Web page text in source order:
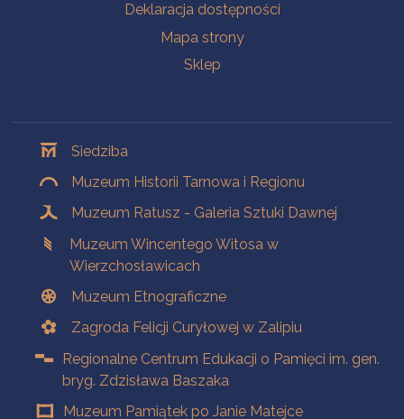
Deklaracja dostępności
Mapa strony
Sklep
Siedziba
Muzeum Historii Tarnowa i Regionu
Muzeum Ratusz - Galeria Sztuki Dawnej
Muzeum Wincentego Witosa w
Wierzchosławicach
Muzeum Etnograficzne
Zagroda Felicji Curyłowej w Zalipiu
Regionalne Centrum Edukacji o Pamięci im. gen.
bryg. Zdzisława Baszaka
Muzeum Pamiątek po Janie Matejce